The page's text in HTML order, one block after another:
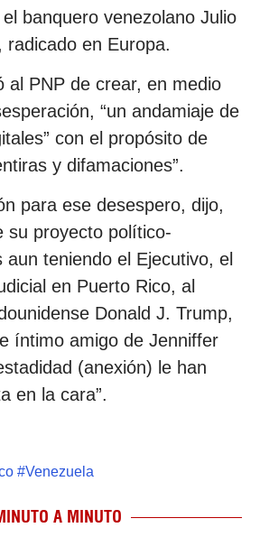
banquero venezolano Julio
radicado en Europa.
al PNP de crear, en medio
“un andamiaje de
con el propósito de
y difamaciones”.
para ese desespero, dijo,
su proyecto político-
aun teniendo el Ejecutivo, el
en Puerto Rico, al
Donald J. Trump,
íntimo amigo de Jenniffer
(anexión) le han
en la cara”.
#Venezuela
A MINUTO